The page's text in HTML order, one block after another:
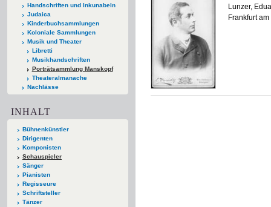
Handschriften und Inkunabeln
Judaica
Kinderbuchsammlungen
Koloniale Sammlungen
Musik und Theater
Libretti
Musikhandschriften
Porträtsammlung Manskopf
Theateralmanache
Nachlässe
INHALT
Bühnenkünstler
Dirigenten
Komponisten
Schauspieler
Sänger
Pianisten
Regisseure
Schriftsteller
Tänzer
Lunzer,
Frankfurt